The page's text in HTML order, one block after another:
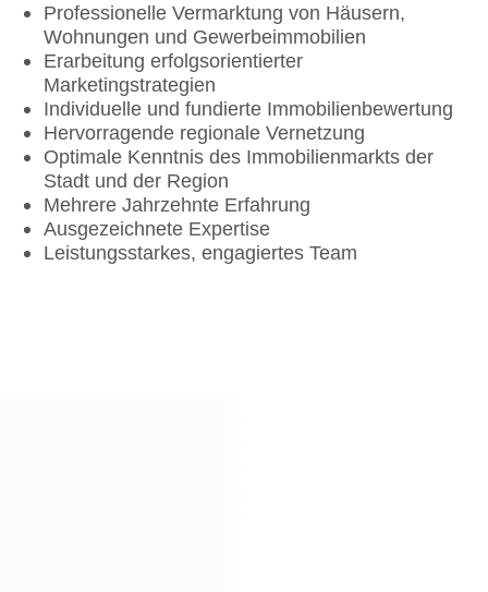
Professionelle Vermarktung von Häusern,
Wohnungen und Gewerbeimmobilien
Erarbeitung erfolgsorientierter
Marketingstrategien
Individuelle und fundierte Immobilienbewertung
Hervorragende regionale Vernetzung
Optimale Kenntnis des Immobilienmarkts der
Stadt und der Region
Mehrere Jahrzehnte Erfahrung
Ausgezeichnete Expertise
Leistungsstarkes, engagiertes Team